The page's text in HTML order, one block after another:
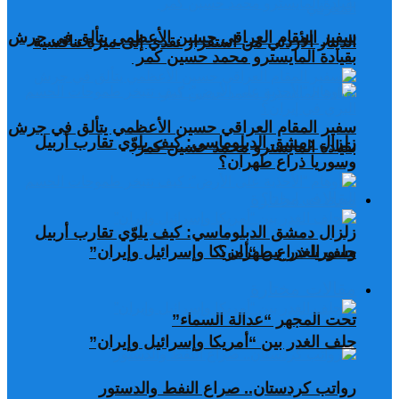
سفير المقام العراقي حسين الأعظمي يتألق في جرش
بقيادة المايسترو محمد حسين كمر
زلزال دمشق الدبلوماسي: كيف يلوّي تقارب أربيل
وسوريا ذراع طهران؟
حلف الغدر بين “أمريكا وإسرائيل وإيران”
تحت المجهر “عدالة السماء”
رواتب كردستان.. صراع النفط والدستور
الدينار الأردني من استقرار نقدي إلى ميزة تنافسية
سفير المقام العراقي حسين الأعظمي يتألق في جرش
بقيادة المايسترو محمد حسين كمر
زلزال دمشق الدبلوماسي: كيف يلوّي تقارب أربيل
وسوريا ذراع طهران؟
حلف الغدر بين “أمريكا وإسرائيل وإيران”